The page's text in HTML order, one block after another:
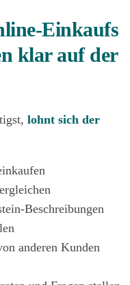
Einkaufs
klar auf der
lohnt sich der
Beschreibungen
anderen Kunden